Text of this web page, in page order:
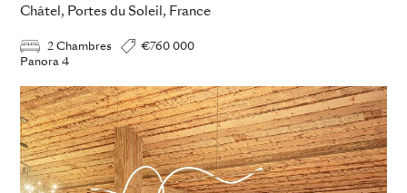
Châtel, Portes du Soleil, France
2 Chambres
€760 000
Panora 4